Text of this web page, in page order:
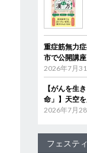
重症筋無力
市で公開講
2026年7月
【がんを生
命」】天空
2026年7月
フェステ